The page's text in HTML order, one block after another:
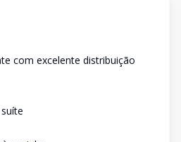
com excelente distribuição